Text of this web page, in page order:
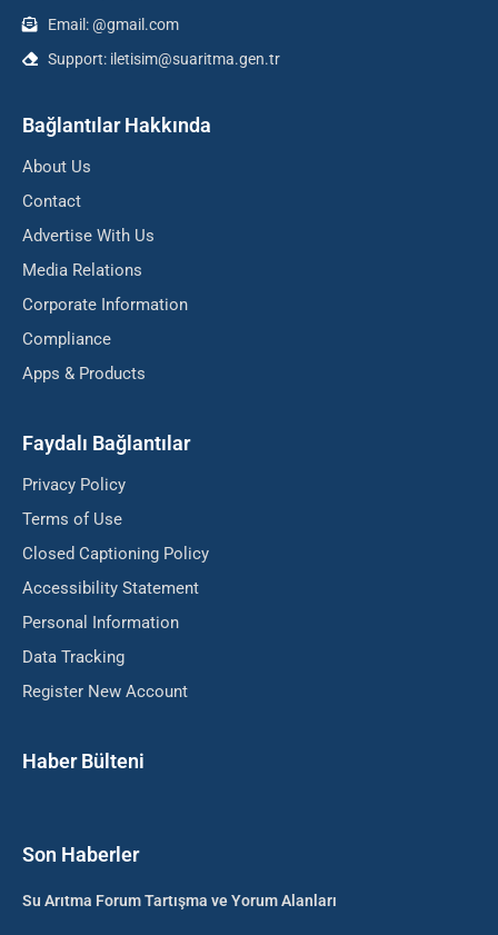
Email: @gmail.com
Support: iletisim@suaritma.gen.tr
Bağlantılar Hakkında
About Us
Contact
Advertise With Us
Media Relations
Corporate Information
Compliance
Apps & Products
Faydalı Bağlantılar
Privacy Policy
Terms of Use
Closed Captioning Policy
Accessibility Statement
Personal Information
Data Tracking
Register New Account
Haber Bülteni
Son Haberler
Su Arıtma Forum Tartışma ve Yorum Alanları